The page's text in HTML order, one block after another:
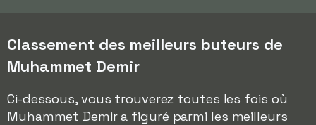
Classement des meilleurs buteurs de
Muhammet Demir
Ci-dessous, vous trouverez toutes les fois où
Muhammet Demir a figuré parmi les meilleurs